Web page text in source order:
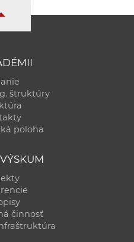
štruktúry
poloha
činnosť